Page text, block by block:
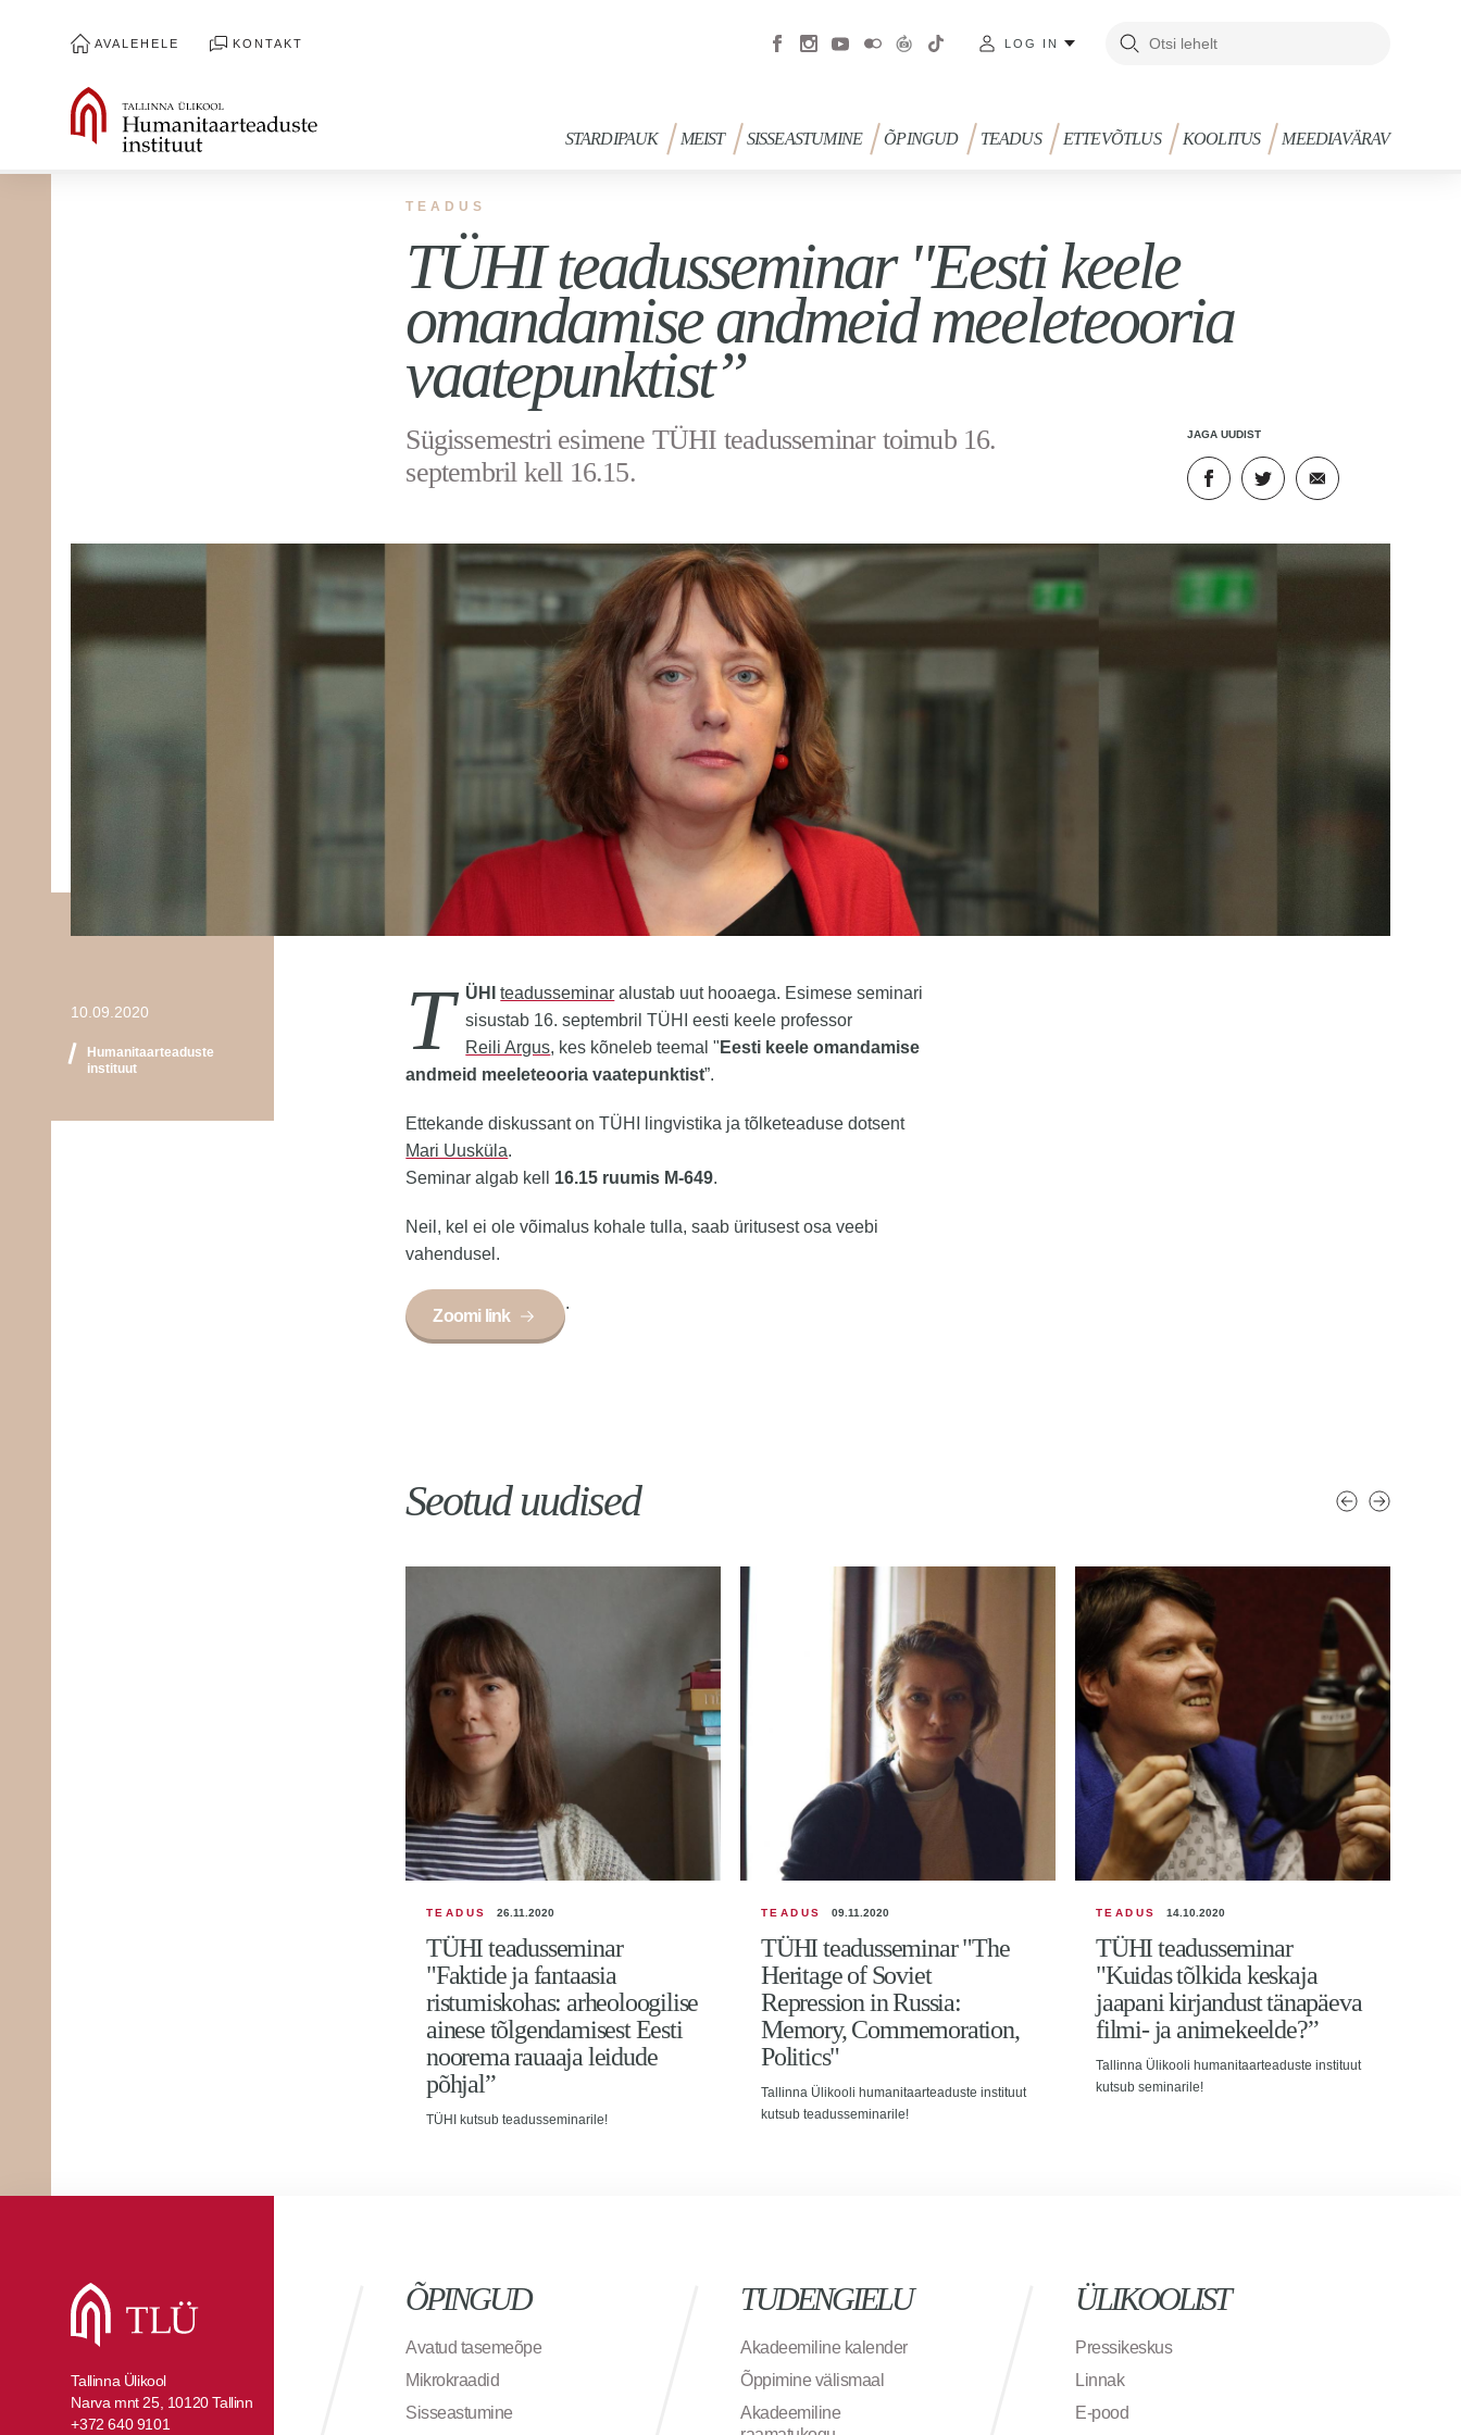
AVALEHELE KONTAKT LOG IN
STARDIPAUK MEIST SISSEASTUMINE ÕPINGUD TEADUS ETTEVÕTLUS KOOLITUS MEEDIAVÄRAV
TEADUS
TÜHI teadusseminar "Eesti keele
omandamise andmeid meeleteooria
vaatepunktist”
Sügissemestri esimene TÜHI teadusseminar toimub 16.
septembril kell 16.15.
JAGA UUDIST
10.09.2020
Humanitaarteaduste
instituut
T ÜHI teadusseminar alustab uut hooaega. Esimese seminari
sisustab 16. septembril TÜHI eesti keele professor
Reili Argus, kes kõneleb teemal " Eesti keele omandamise
andmeid meeleteooria vaatepunktist”.
Ettekande diskussant on TÜHI lingvistika ja tõlketeaduse dotsent
Mari Uusküla.
Seminar algab kell 16.15 ruumis M-649.
Neil, kel ei ole võimalus kohale tulla, saab üritusest osa veebi
vahendusel.
Zoomi link
.
Seotud uudised
TEADUS 26.11.2020
TÜHI teadusseminar
"Faktide ja fantaasia
ristumiskohas: arheoloogilise
ainese tõlgendamisest Eesti
noorema rauaaja leidude
põhjal”
TÜHI kutsub teadusseminarile!
TEADUS 09.11.2020
TÜHI teadusseminar "The
Heritage of Soviet
Repression in Russia:
Memory, Commemoration,
Politics"
Tallinna Ülikooli humanitaarteaduste instituut
kutsub teadusseminarile!
TEADUS 14.10.2020
TÜHI teadusseminar
"Kuidas tõlkida keskaja
jaapani kirjandust tänapäeva
filmi- ja animekeelde?”
Tallinna Ülikooli humanitaarteaduste instituut
kutsub seminarile!
Tallinna Ülikool
Narva mnt 25, 10120 Tallinn
+372 640 9101
ÕPINGUD
Avatud tasemeõpe
Mikrokraadid
Sisseastumine
TUDENGIELU
Akadeemiline kalender
Õppimine välismaal
Akadeemiline
ÜLIKOOLIST
Pressikeskus
Linnak
E-pood